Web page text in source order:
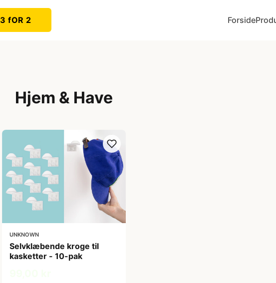
3 fOR 2 Forside
Hjem & Have
UNKNOWN
Selvklæbende kroge til
kasketter - 10-pak